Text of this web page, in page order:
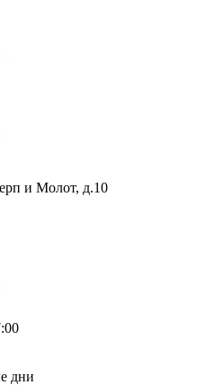
и Молот, д.10
дни